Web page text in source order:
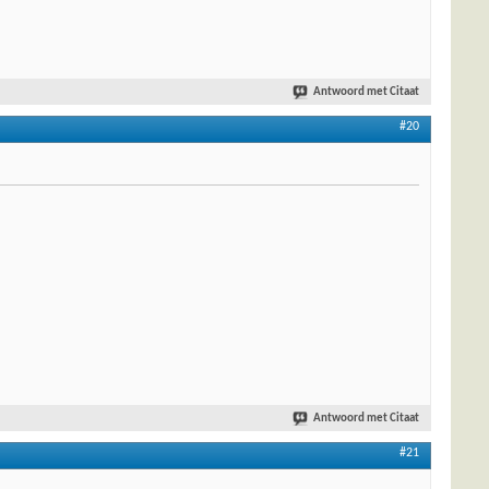
Antwoord met Citaat
#20
Antwoord met Citaat
#21